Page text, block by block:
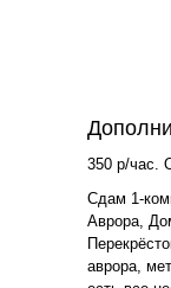
350 р/час.
Сдам 1-
Аврора,
аврора,